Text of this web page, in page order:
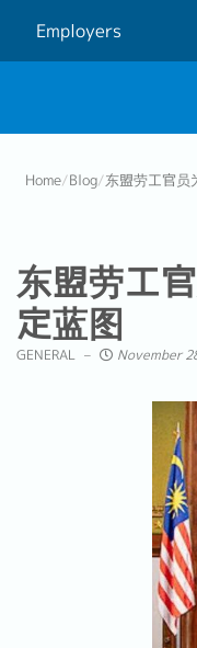
Employers
Home/Blog/东盟劳工官员
东盟劳工
定蓝图
GENERAL November